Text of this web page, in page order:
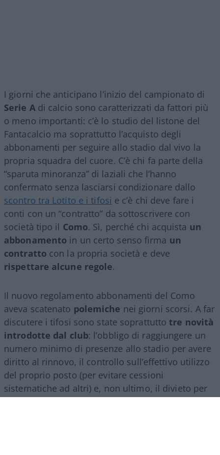
I giorni che anticipano l’inizio del campionato di
Serie Adi calcio sono caratterizzati da fattori più
o meno importanti: c’è lo studio del listone del
Fantacalcio ma soprattutto l’acquisto degli
abbonamenti per seguire allo stadio dal vivo la
propria squadra del cuore. C’è chi fa parte della
“sparuta minoranza” di laziali che l’hanno
confermato senza lasciarsi condizionare dallo
scontro tra Lotito e i tifosi e c’è chi deve fare i
conti con un “contratto” da sottoscrivere con
società tipo il Como. Sì, perché chi acquista un
abbonamento in un certo senso firma un
contratto con la propria società e deve
rispettare alcune regole.
Il nuovo regolamento abbonamenti del Como
aveva scatenato polemiche nei giorni scorsi. A far
discutere i tifosi sono state soprattutto tre novità
introdotte dal club: l’obbligo di raggiungere un
numero minimo di presenze allo stadio per avere
diritto al rinnovo, il controllo sull’effettivo utilizzo
del proprio posto (per evitare cessioni
sistematiche ad altri) e, non ultimo, il divieto per